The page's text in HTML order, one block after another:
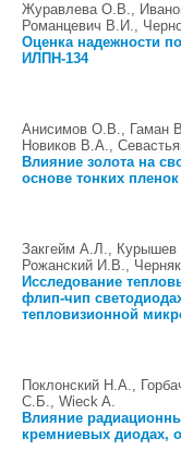
Журавлева О.В.,
Романцевич В.И.,
Оценка надежности
ИЛПН-134
Анисимов О.В., Гаман
Новиков В.А.,
Влияние золота на
основе тонких пленок
Закгейм А.Л.,
Рожанский И.В.,
Исследование
флип-чип
тепловизионной
Поклонский Н.А.,
С.Б., Wieck A.
Влияние
кремниевых диодах,